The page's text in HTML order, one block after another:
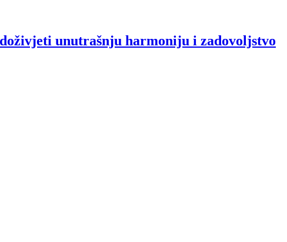
unutrašnju harmoniju i zadovoljstvo